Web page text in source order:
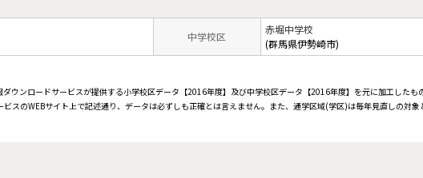
中学校区
赤堀中学校
(群馬県伊勢崎市)
ウンロードサービスが提供する小学校区データ【2016年度】及び中学校区データ【2016年度】を元に加工したも
スのWEBサイト上で記述通り、データは必ずしも正確とは言えません。また、通学区域(学区)は毎年見直しの対象